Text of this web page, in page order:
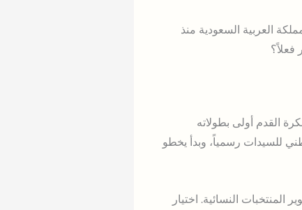
العربية السعودية منذ
فعلاً؟
عام 2017، أطلق الاتحاد السعودي لكرة القدم أولى بطولاته
للسيدات رسمياً، وبدأ يخطو
النسائية. اختيار